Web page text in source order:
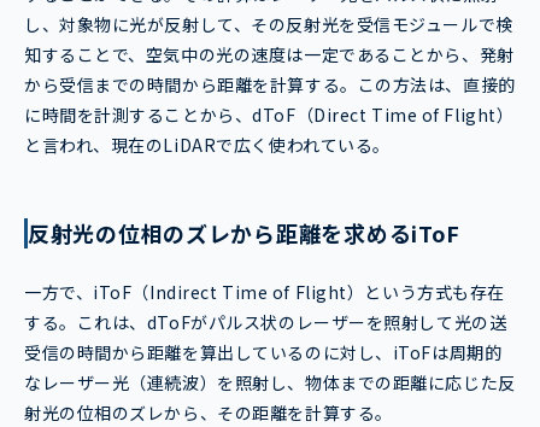
し、対象物に光が反射して、その反射光を受信モジュールで検
知することで、空気中の光の速度は一定であることから、発射
から受信までの時間から距離を計算する。この方法は、直接的
に時間を計測することから、dToF（Direct Time of Flight）
と言われ、現在のLiDARで広く使われている。
反射光の位相のズレから距離を求めるiToF
一方で、iToF（Indirect Time of Flight）という方式も存在
する。これは、dToFがパルス状のレーザーを照射して光の送
受信の時間から距離を算出しているのに対し、iToFは周期的
なレーザー光（連続波）を照射し、物体までの距離に応じた反
射光の位相のズレから、その距離を計算する。